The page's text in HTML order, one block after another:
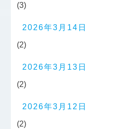
(3)
2026年3月14日
(2)
2026年3月13日
(2)
2026年3月12日
(2)